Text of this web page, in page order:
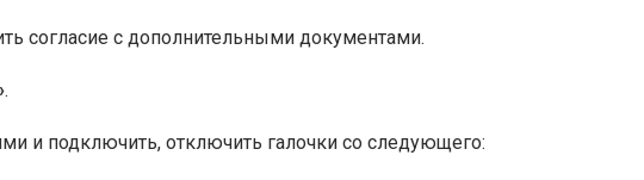
согласие с дополнительными документами.
.
и подключить, отключить галочки со следующего: